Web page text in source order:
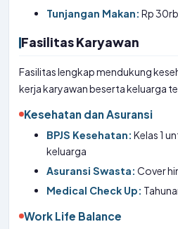
Tunjangan Makan: Rp
Fasilitas Karyawan
Fasilitas lengkap mendukung
kerja karyawan beserta keluarga
Kesehatan dan Asuransi
BPJS Kesehatan: Kelas 1
keluarga
Asuransi Swasta: Cover
Medical Check Up:
Work Life Balance